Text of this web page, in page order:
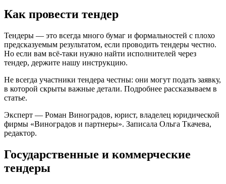
Как провести тендер
Тендеры — это всегда много бумаг и формальностей с плохо
предсказуемым результатом, если проводить тендеры честно.
Но если вам всё-таки нужно найти исполнителей через
тендер, держите нашу инструкцию.
Не всегда участники тендера честны: они могут подать заявку,
в которой скрыты важные детали. Подробнее рассказываем в
статье.
Эксперт — Роман Виноградов, юрист, владелец юридической
фирмы «Виноградов и партнеры». Записалa Ольга Ткачева,
редактор.
Государственные и коммерческие
тендеры